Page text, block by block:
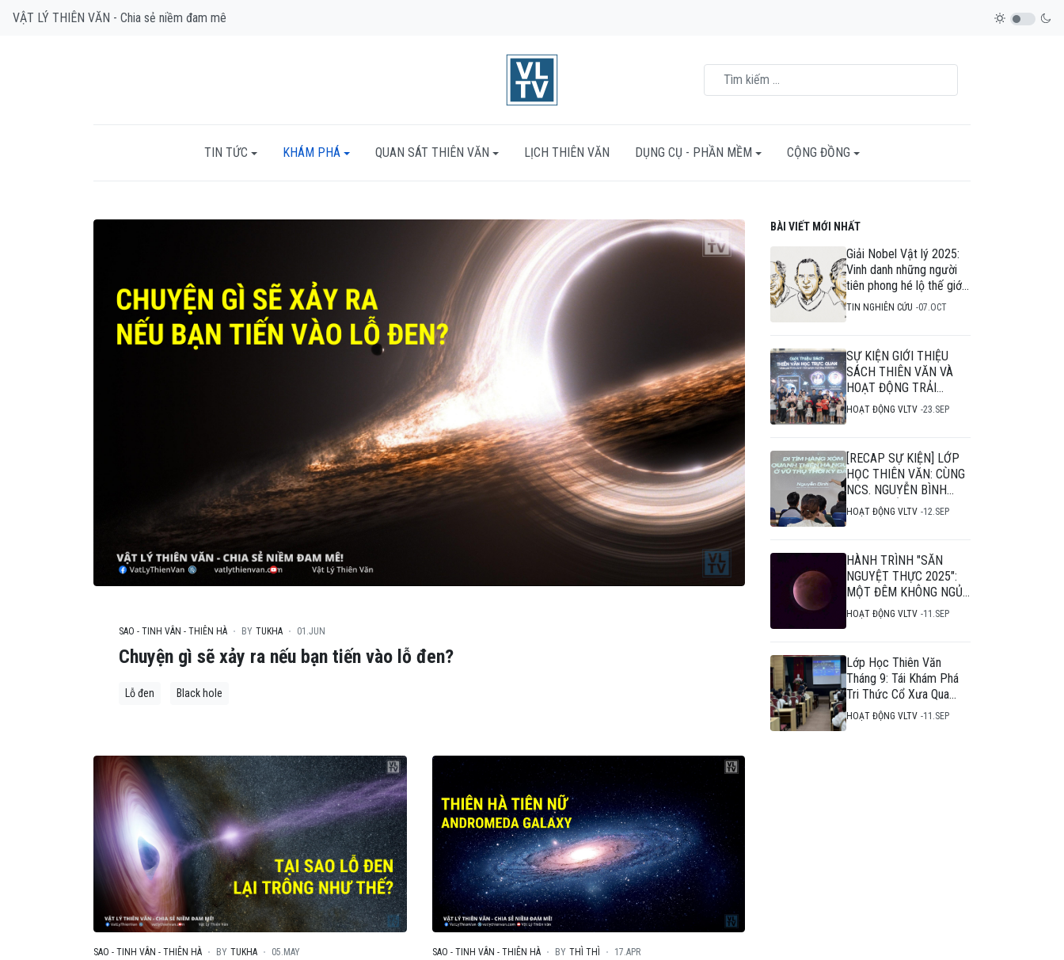
VẬT LÝ THIÊN VĂN - Chia sẻ niềm đam mê
TIN TỨC KHÁM PHÁ QUAN SÁT THIÊN VĂN LỊCH THIÊN VĂN DỤNG CỤ - PHẦN MỀM CỘNG ĐỒNG
SAO - TINH VÂN - THIÊN HÀ BY TUKHA 01.JUN
Chuyện gì sẽ xảy ra nếu bạn tiến vào lỗ đen?
Lỗ đen Black hole
SAO - TINH VÂN - THIÊN HÀ BY TUKHA 05.MAY SAO - TINH VÂN - THIÊN HÀ BY THÌ THÌ 17.APR
BÀI VIẾT MỚI NHẤT
Giải Nobel Vật lý 2025:
Vinh danh những người
tiên phong hé lộ thế giới
lượng tử trong mạch
TIN NGHIÊN CỨU 07.OCT
SỰ KIỆN GIỚI THIỆU
SÁCH THIÊN VĂN VÀ
HOẠT ĐỘNG TRẢI
NGHIỆM THIÊN VĂN
HOẠT ĐỘNG VLTV 23.SEP
[RECAP SỰ KIỆN] LỚP
HỌC THIÊN VĂN: CÙNG
NCS. NGUYỄN BÌNH
NGƯỢC DÒNG THỜI
HÀ "BẤT KHẢ THI"
HOẠT ĐỘNG VLTV 12.SEP
HÀNH TRÌNH "SĂN
NGUYỆT THỰC 2025":
MỘT ĐÊM KHÔNG NGỦ
CHẠM TỚI VŨ TRỤ
HOẠT ĐỘNG VLTV 11.SEP
Lớp Học Thiên Văn
Tháng 9: Tái Khám Phá
Tri Thức Cổ Xưa Qua
Đồng Hồ Mặt Trời Và
HOẠT ĐỘNG VLTV 11.SEP